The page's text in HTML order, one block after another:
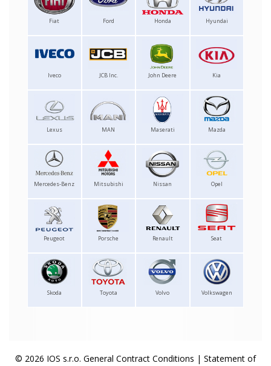
Fiat Ford Honda Hyundai
Iveco JCB Inc. John Deere Kia
Lexus MAN Maserati Mazda
Mercedes-Benz Mitsubishi Nissan Opel
Peugeot Porsche Renault Seat
Skoda Toyota Volvo Volkswagen
© 2026 IOS s.r.o. General Contract Conditions | Statement of